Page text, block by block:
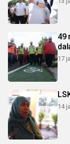
49
17
14